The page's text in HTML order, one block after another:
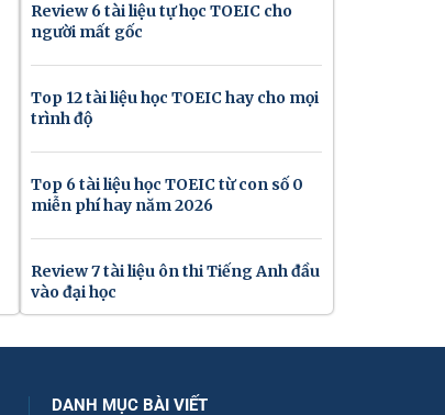
Review 6 tài liệu tự học TOEIC cho
người mất gốc
Top 12 tài liệu học TOEIC hay cho mọi
trình độ
Top 6 tài liệu học TOEIC từ con số 0
miễn phí hay năm 2026
Review 7 tài liệu ôn thi Tiếng Anh đầu
vào đại học
DANH MỤC BÀI VIẾT